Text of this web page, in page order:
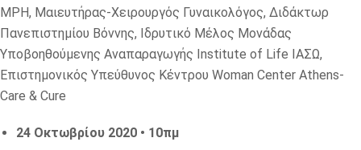
MPH, Μαιευτήρας-Χειρουργός Γυναικολόγος, Διδάκτωρ
Πανεπιστημίου Βόννης, Ιδρυτικό Μέλος Μονάδας
Υποβοηθούμενης Αναπαραγωγής Institute of Life ΙΑΣΩ,
Επιστημονικός Υπεύθυνος Κέντρου Woman Center Athens-
Care & Cure
24 Οκτωβρίου 2020 • 10πμ